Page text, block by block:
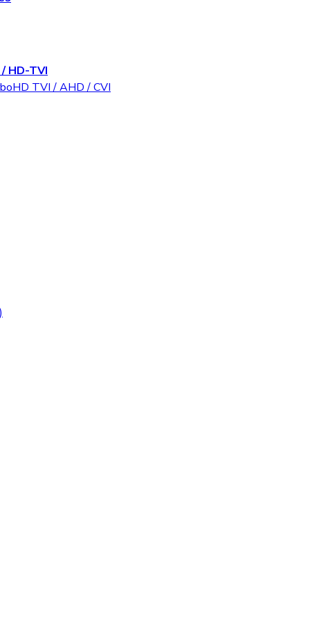
HD-TVI
TVI / AHD / CVI